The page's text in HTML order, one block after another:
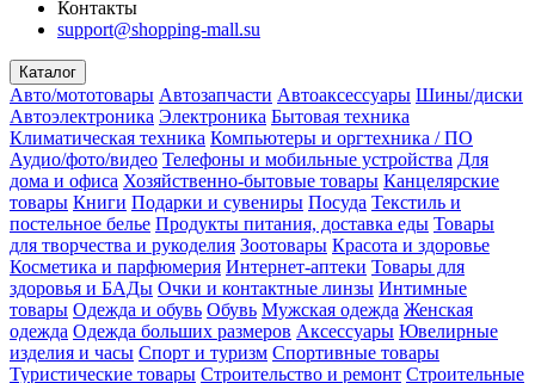
Контакты
support@shopping-mall.su
Каталог
Авто/мототовары Автозапчасти Автоаксессуары Шины/диски
Автоэлектроника Электроника Бытовая техника
Климатическая техника Компьютеры и оргтехника / ПО
Аудио/фото/видео Телефоны и мобильные устройства Для
дома и офиса Хозяйственно-бытовые товары Канцелярские
товары Книги Подарки и сувениры Посуда Текстиль и
постельное белье Продукты питания, доставка еды Товары
для творчества и рукоделия Зоотовары Красота и здоровье
Косметика и парфюмерия Интернет-аптеки Товары для
здоровья и БАДы Очки и контактные линзы Интимные
товары Одежда и обувь Обувь Мужская одежда Женская
одежда Одежда больших размеров Аксессуары Ювелирные
изделия и часы Спорт и туризм Спортивные товары
Туристические товары Строительство и ремонт Строительные